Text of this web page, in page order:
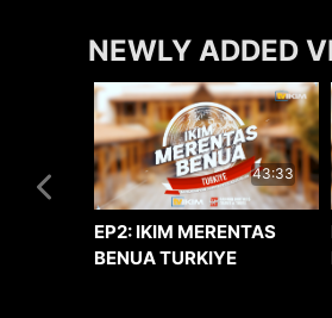
NEWLY ADDED
43:33
EP2: IKIM MERENTAS
BENUA TURKIYE